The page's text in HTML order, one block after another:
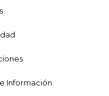
Información